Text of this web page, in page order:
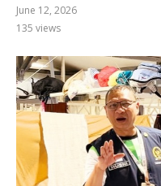
June 12, 2026
135 views